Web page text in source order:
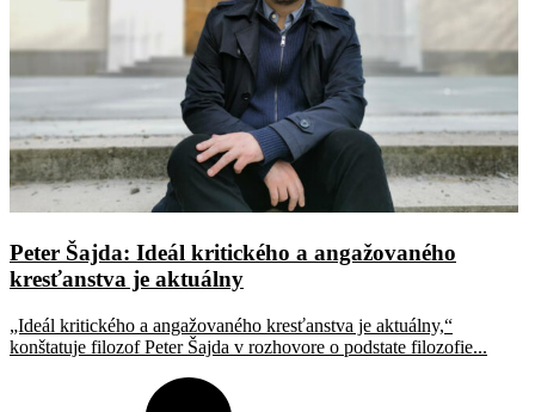
Peter Šajda: Ideál kritického a angažovaného
kresťanstva je aktuálny
„Ideál kritického a angažovaného kresťanstva je aktuálny,“
konštatuje filozof Peter Šajda v rozhovore o podstate filozofie...